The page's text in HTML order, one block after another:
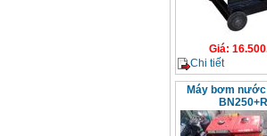
Giá:
Chi tiết
Máy bơm